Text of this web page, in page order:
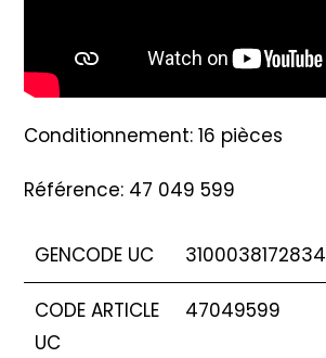
Conditionnement: 16 pièces
Référence: 47 049 599
GENCODE UC 3100038172834
CODE ARTICLE
UC
47049599